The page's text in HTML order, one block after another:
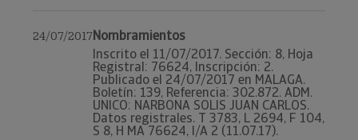
24/07/2017Nombramientos
Inscrito el 11/07/2017. Sección: 8, Hoja
Registral: 76624, Inscripción: 2.
Publicado el 24/07/2017 en MALAGA.
Boletín: 139, Referencia: 302.872. ADM.
UNICO: NARBONA SOLIS JUAN CARLOS.
Datos registrales. T 3783, L 2694, F 104,
S 8, H MA 76624, I/A 2 (11.07.17).